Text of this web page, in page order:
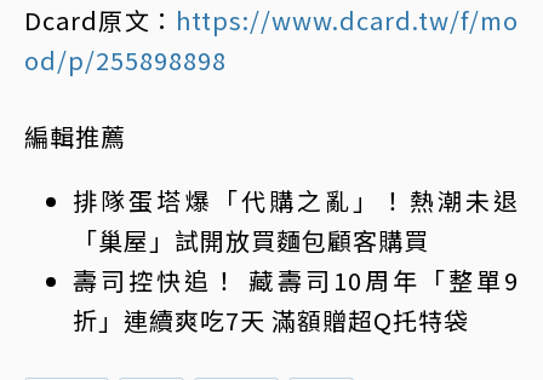
Dcard原文： https://www.dcard.tw/f/mo
od/p/255898898
編輯推薦
排隊蛋塔爆「代購之亂」！熱潮未退
「巢屋」試開放買麵包顧客購買
壽司控快追！藏壽司 10周年「整單9
折」連續爽吃7天 滿額贈超Q托特袋